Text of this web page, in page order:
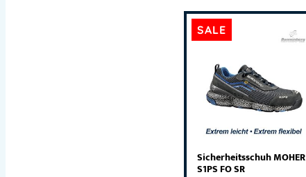
SALE
Sicherheitsschuh MOHER
S1PS FO SR